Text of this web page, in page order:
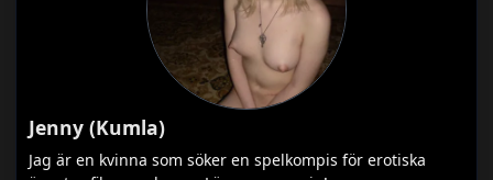
Jenny (Kumla)
Jag är en kvinna som söker en spelkompis för erotiska